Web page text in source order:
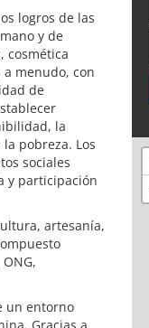
logros de las
y de
cosmética
menudo, con
de
la
pobreza. Los
sociales
y participación
artesanía,
un entorno